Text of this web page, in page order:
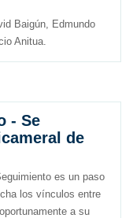
Baigún, Edmundo
Anitua.
- Se
de
es un paso
los vínculos entre
a su